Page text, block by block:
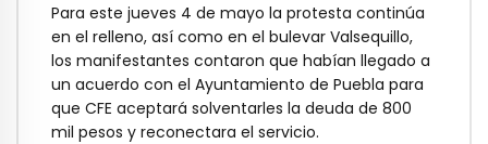
Para este jueves 4 de mayo la protesta continúa
en el relleno, así como en el bulevar Valsequillo,
los manifestantes contaron que habían llegado a
un acuerdo con el Ayuntamiento de Puebla para
que CFE aceptará solventarles la deuda de 800
mil pesos y reconectara el servicio.